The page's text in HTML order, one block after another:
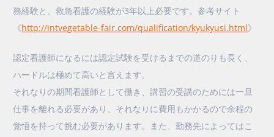
務経験と、救急看護の経験が3年以上必要です。参考サイト
《http://intvegetable-fair.com/qualification/kyukyusi.html》
認定看護師になるには認定試験を受けるまでの道のりも長く、
ハードルは極めて高いと言えます。
それなりの期間看護師として働き、講習の受講のためには一旦
仕事を離れる必要があり、それなりに費用もかかるので余程の
覚悟を持って挑む必要があります。また、勤務先によってはこ